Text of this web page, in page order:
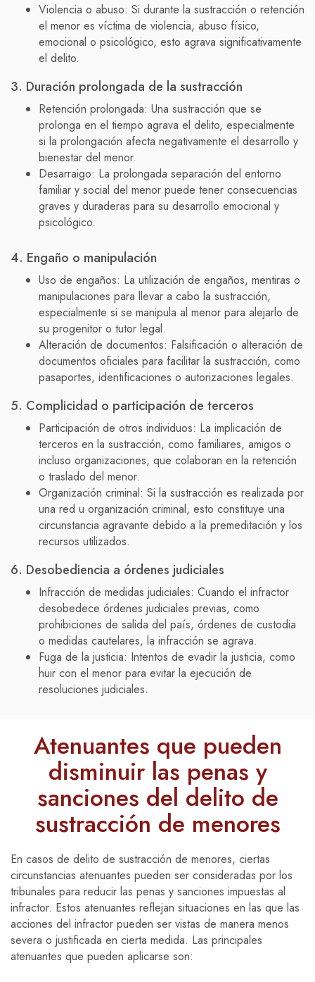
Violencia o abuso: Si durante la sustracción o retención
el menor es víctima de violencia, abuso físico,
emocional o psicológico, esto agrava significativamente
el delito.
3. Duración prolongada de la sustracción
Retención prolongada: Una sustracción que se
prolonga en el tiempo agrava el delito, especialmente
si la prolongación afecta negativamente el desarrollo y
bienestar del menor.
Desarraigo: La prolongada separación del entorno
familiar y social del menor puede tener consecuencias
graves y duraderas para su desarrollo emocional y
psicológico.
4. Engaño o manipulación
Uso de engaños: La utilización de engaños, mentiras o
manipulaciones para llevar a cabo la sustracción,
especialmente si se manipula al menor para alejarlo de
su progenitor o tutor legal.
Alteración de documentos: Falsificación o alteración de
documentos oficiales para facilitar la sustracción, como
pasaportes, identificaciones o autorizaciones legales.
5. Complicidad o participación de terceros
Participación de otros individuos: La implicación de
terceros en la sustracción, como familiares, amigos o
incluso organizaciones, que colaboran en la retención
o traslado del menor.
Organización criminal: Si la sustracción es realizada por
una red u organización criminal, esto constituye una
circunstancia agravante debido a la premeditación y los
recursos utilizados.
6. Desobediencia a órdenes judiciales
Infracción de medidas judiciales: Cuando el infractor
desobedece órdenes judiciales previas, como
prohibiciones de salida del país, órdenes de custodia
o medidas cautelares, la infracción se agrava.
Fuga de la justicia: Intentos de evadir la justicia, como
huir con el menor para evitar la ejecución de
resoluciones judiciales.
Atenuantes que pueden
disminuir las penas y
sanciones del delito de
sustracción de menores
En casos de delito de sustracción de menores, ciertas
circunstancias atenuantes pueden ser consideradas por los
tribunales para reducir las penas y sanciones impuestas al
infractor. Estos atenuantes reflejan situaciones en las que las
acciones del infractor pueden ser vistas de manera menos
severa o justificada en cierta medida. Las principales
atenuantes que pueden aplicarse son: